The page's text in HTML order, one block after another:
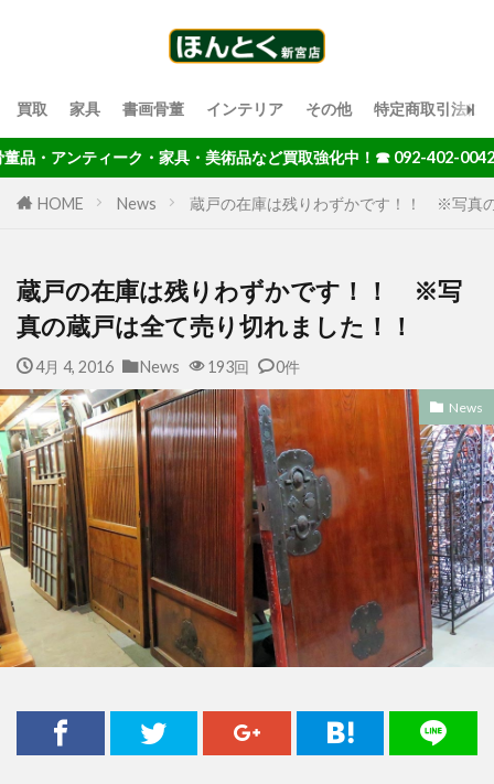
買取 家具 書画骨董 インテリア その他 特定商取引法に
アンティーク・家具・美術品など買取強化中！☎ 092-402-0042
HOME News 蔵戸の在庫は残りわずかです！！ ※写真
蔵戸の在庫は残りわずかです！！ ※写
真の蔵戸は全て売り切れました！！
4月 4, 2016 News 193回 0件
News